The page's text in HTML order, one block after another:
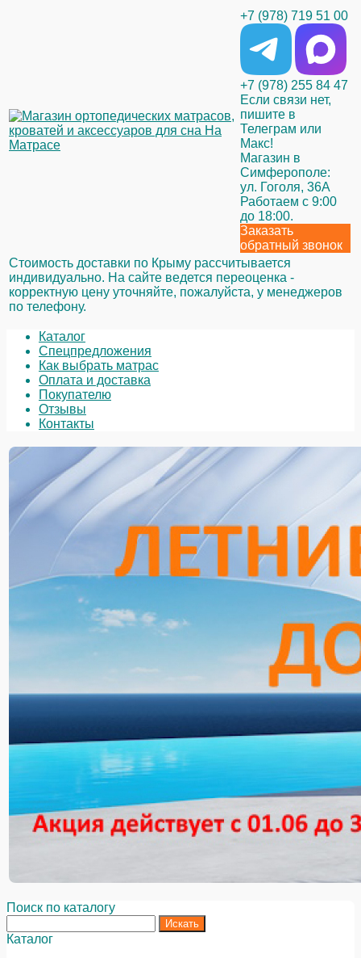
+7 (978) 719 51 00
+7 (978) 255 84 47
Если связи нет,
пишите в
Телеграм или
Макс!
Магазин в
Симферополе:
ул. Гоголя, 36А
Работаем с 9:00
до 18:00.
Заказать
обратный звонок
Стоимость доставки по Крыму рассчитывается
индивидуально. На сайте ведется переоценка -
корректную цену уточняйте, пожалуйста, у менеджеров
по телефону.
Каталог
Спецпредложения
Как выбрать матрас
Оплата и доставка
Покупателю
Отзывы
Контакты
Поиск по каталогу
Каталог